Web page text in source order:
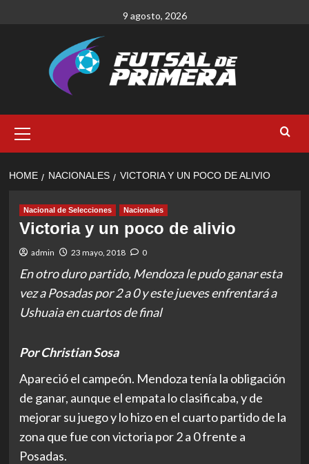
9 agosto, 2026
Menu
HOME NACIONALES VICTORIA Y UN POCO DE ALIVIO
Nacional de Selecciones Nacionales
Victoria y un poco de alivio
admin 23 mayo, 2018 0
En otro duro partido, Mendoza le pudo ganar esta
vez a Posadas por 2 a 0 y este jueves enfrentará a
Ushuaia en cuartos de final
Por Christian Sosa
Apareció el campeón. Mendoza tenía la obligación
de ganar, aunque el empata lo clasificaba, y de
mejorar su juego y lo hizo en el cuarto partido de la
zona que fue con victoria por 2 a 0 frente a
Posadas.